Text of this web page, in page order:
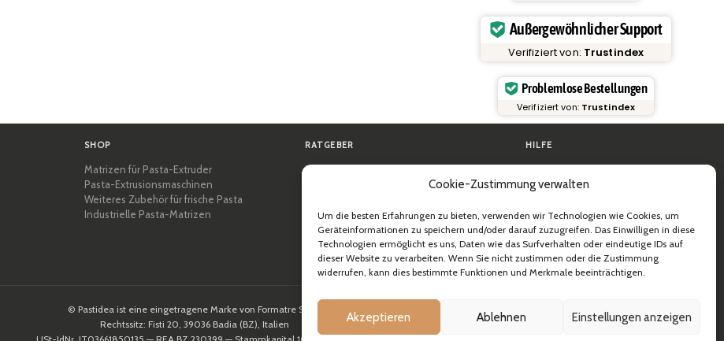
Cookie-Zustimmung verwalten
Um die besten Erfahrungen zu bieten, verwenden wir Technologien wie Cookies, um
Geräteinformationen zu speichern und/oder darauf zuzugreifen. Das Einwilligen in diese
Technologien ermöglicht es uns, Daten wie das Surfverhalten oder eindeutige IDs auf
dieser Website zu verarbeiten. Wenn Sie nicht zustimmen oder die Zustimmung
widerrufen, kann dies bestimmte Funktionen und Merkmale beeinträchtigen.
Akzeptieren Ablehnen Einstellungen anzeigen
Außergewöhnlicher Support
Verifiziert von: Trustindex
Problemlose Bestellungen
Verifiziert von: Trustindex
SHOP
Matrizen für Pasta-Extruder
Pasta-Extrusionsmaschinen
Weiteres Zubehör für frische Pasta
Industrielle Pasta-Matrizen
RATGEBER
Zertifizierungen
Rezepte
Professionell & B2B
Über Pastidea
HILFE
Kontakt
Versandinformationen
Rücksendungen
© Pastidea ist eine eingetragene Marke von Formatre S.R.L.
Rechtssitz: Fisti 20, 39036 Badia (BZ), Italien